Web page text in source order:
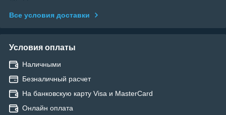
Все условия доставки
Условия оплаты
Наличными
Безналичный расчет
На банковскую карту Visa и MasterCard
Онлайн оплата